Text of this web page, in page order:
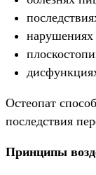
Остеопат
последствия
Принципы